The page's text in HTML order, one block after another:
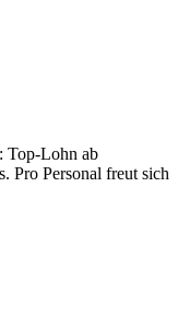
Top-Lohn ab
Pro Personal freut sich